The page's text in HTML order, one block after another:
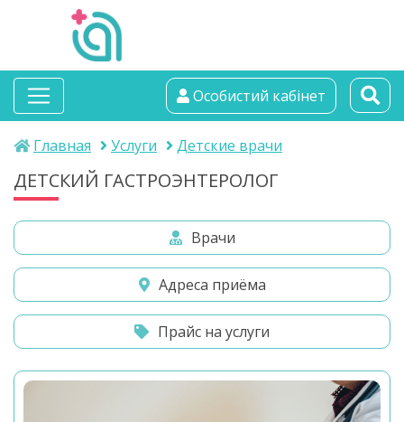
альтамедика
медичний центр
Особистий кабінет
Главная Услуги Детские врачи
ДЕТСКИЙ ГАСТРОЭНТЕРОЛОГ
Врачи
Адреса приёма
Прайс на услуги